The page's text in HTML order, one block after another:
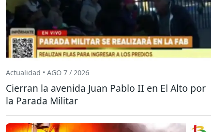
Actualidad • AGO 7 / 2026
Cierran la avenida Juan Pablo II en El Alto por
la Parada Militar